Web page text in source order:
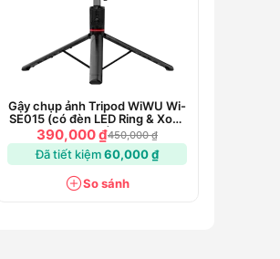
Gậy chụp ảnh Tripod WiWU Wi-
SE015 (có đèn LED Ring & Xoay
360)
390,000 ₫450,000 ₫
Đã tiết kiệm60,000 ₫
So sánh